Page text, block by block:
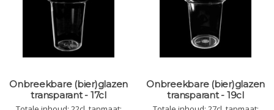
Onbreekbare (bier)glazen
transparant - 17cl
Onbreekbare (bier)glazen
transparant - 19cl